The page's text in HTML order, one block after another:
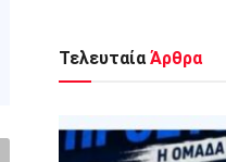
Τελευταία Άρθρα